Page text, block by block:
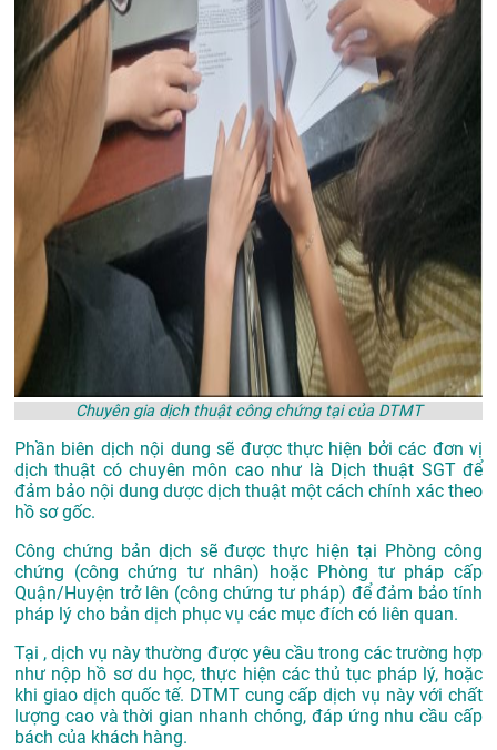
Chuyên gia dịch thuật công chứng tại của DTMT
Phần biên dịch nội dung sẽ được thực hiện bởi các đơn vị
dịch thuật có chuyên môn cao như là Dịch thuật SGTđể
đảm bảo nội dung dược dịch thuật một cách chính xác theo
hồ sơ gốc.
Công chứng bản dịch sẽ được thực hiện tại Phòng công
chứng (công chứng tư nhân) hoặc Phòng tư pháp cấp
Quận/Huyện trở lên (công chứng tư pháp) để đảm bảo tính
pháp lý cho bản dịch phục vụ các mục đích có liên quan.
Tại , dịch vụ này thường được yêu cầu trong các trường hợp
như nộp hồ sơ du học, thực hiện các thủ tục pháp lý, hoặc
khi giao dịch quốc tế. DTMT cung cấp dịch vụ này với chất
lượng cao và thời gian nhanh chóng, đáp ứng nhu cầu cấp
bách của khách hàng.